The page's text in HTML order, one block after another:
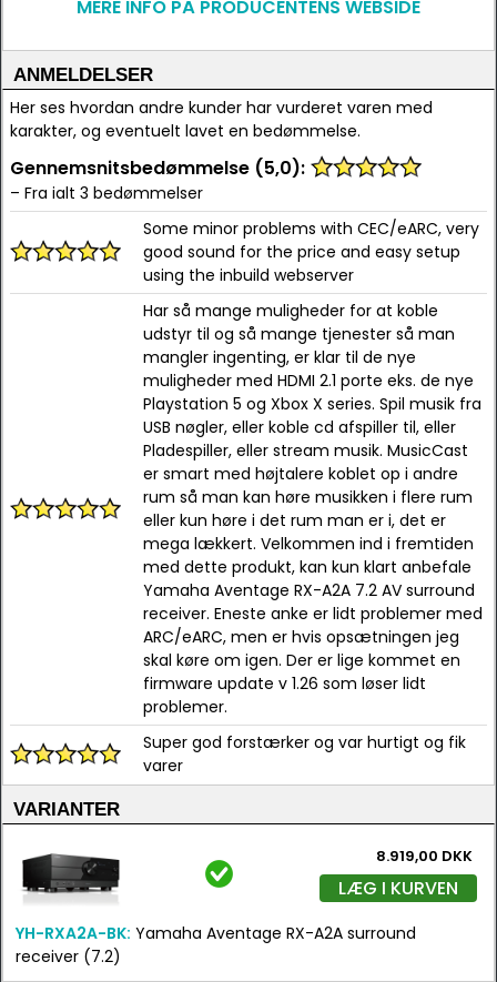
MERE INFO PÅ PRODUCENTENS WEBSIDE
ANMELDELSER
Her ses hvordan andre kunder har vurderet varen med
karakter, og eventuelt lavet en bedømmelse.
Gennemsnitsbedømmelse (5,0):
– Fra ialt 3 bedømmelser
Some minor problems with CEC/eARC, very
good sound for the price and easy setup
using the inbuild webserver
Har så mange muligheder for at koble
udstyr til og så mange tjenester så man
mangler ingenting, er klar til de nye
muligheder med HDMI 2.1 porte eks. de nye
Playstation 5 og Xbox X series. Spil musik fra
USB nøgler, eller koble cd afspiller til, eller
Pladespiller, eller stream musik. MusicCast
er smart med højtalere koblet op i andre
rum så man kan høre musikken i flere rum
eller kun høre i det rum man er i, det er
mega lækkert. Velkommen ind i fremtiden
med dette produkt, kan kun klart anbefale
Yamaha Aventage RX-A2A 7.2 AV surround
receiver. Eneste anke er lidt problemer med
ARC/eARC, men er hvis opsætningen jeg
skal køre om igen. Der er lige kommet en
firmware update v 1.26 som løser lidt
problemer.
Super god forstærker og var hurtigt og fik
varer
VARIANTER
8.919,00 DKK
LÆG I KURVEN
YH-RXA2A-BK: Yamaha Aventage RX-A2A surround
receiver (7.2)